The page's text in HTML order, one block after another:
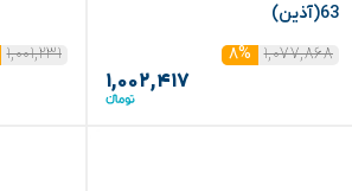
63(آذین)
۱,۰۷۷,۸۶۸
۸%
۱,۰۰۲,۴۱۷
۱,۰۰۱,۲۳۱